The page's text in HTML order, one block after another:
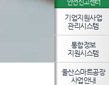
안전신고센터
기업지원사업
관리시스템
통합정보
지원시스템
울산스마트공장
사업안내